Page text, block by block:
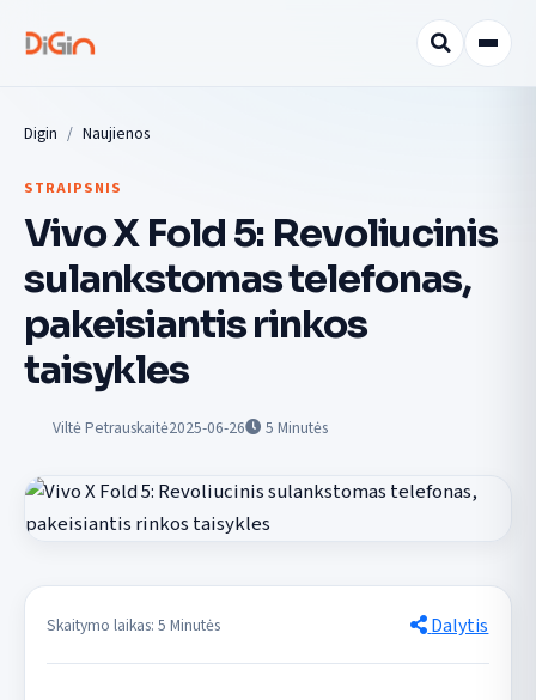
Digin Naujienos
STRAIPSNIS
Vivo X Fold 5: Revoliucinis
sulankstomas telefonas,
pakeisiantis rinkos
taisykles
Viltė Petrauskaitė2025-06-26 5 Minutės
Skaitymo laikas: 5 Minutės Dalytis